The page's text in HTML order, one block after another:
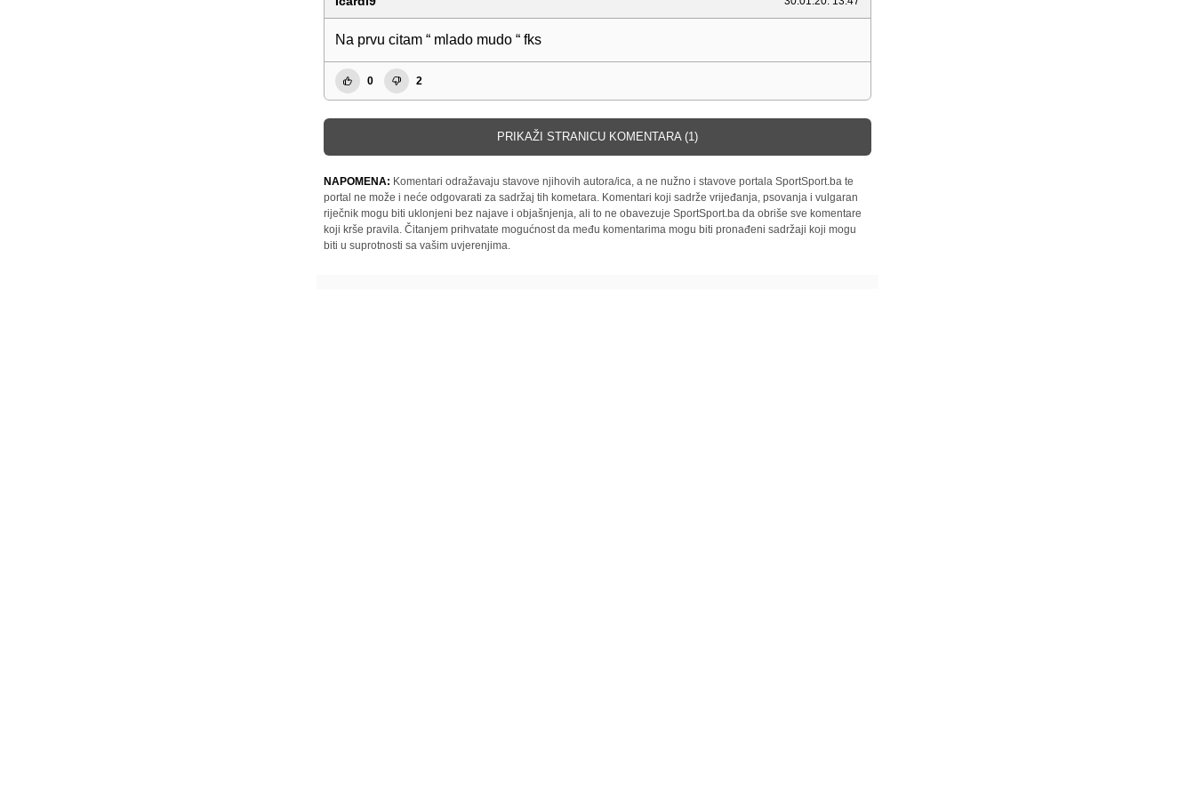
Na prvu citam “ mlado mudo “ fks
0 2
PRIKAŽI STRANICU KOMENTARA (1)
NAPOMENA: Komentari odražavaju stavove njihovih autora/ica, a ne nužno i stavove portala SportSport.ba te
portal ne može i neće odgovarati za sadržaj tih kometara. Komentari koji sadrže vrijeđanja, psovanja i vulgaran
riječnik mogu biti uklonjeni bez najave i objašnjenja, ali to ne obavezuje SportSport.ba da obriše sve komentare
koji krše pravila. Čitanjem prihvatate mogućnost da među komentarima mogu biti pronađeni sadržaji koji mogu
biti u suprotnosti sa vašim uvjerenjima.